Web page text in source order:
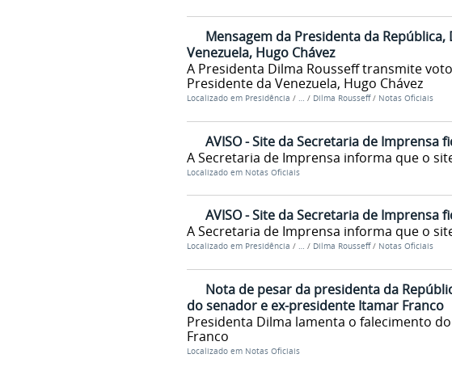
Mensagem da Presidenta da
Venezuela, Hugo Chávez
A Presidenta Dilma Rousseff transmite
Presidente da Venezuela, Hugo Chávez
Localizado em Presidência / … / Dilma Rousseff / Notas Oficiais
AVISO - Site da Secretaria de Imprensa
A Secretaria de Imprensa informa que o
Localizado em Notas Oficiais
AVISO - Site da Secretaria de Imprensa
A Secretaria de Imprensa informa que o
Localizado em Presidência / … / Dilma Rousseff / Notas Oficiais
Nota de pesar da presidenta da
do senador e ex-presidente Itamar Franco
Presidenta Dilma lamenta o falecimento
Franco
Localizado em Notas Oficiais